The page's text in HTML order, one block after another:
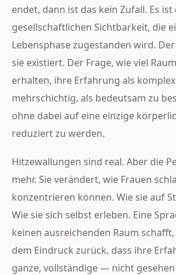
endet, dann ist das kein Zufall. Es ist
gesellschaftlichen Sichtbarkeit, die
Lebensphase zugestanden wird.
sie existiert. Der Frage, wie viel
erhalten, ihre Erfahrung als
mehrschichtig, als bedeutsam zu
ohne dabei auf eine einzige
reduziert zu werden.
Hitzewallungen sind real. Aber die
mehr. Sie verändert, wie Frauen
konzentrieren können. Wie sie auf
Wie sie sich selbst erleben. Eine
keinen ausreichenden Raum
dem Eindruck zurück, dass ihre
ganze, vollständige — nicht